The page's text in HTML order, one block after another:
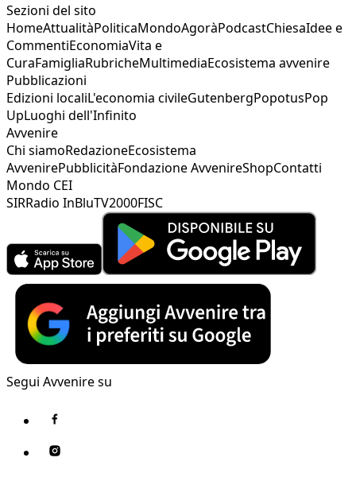
Sezioni del sito
HomeAttualitàPoliticaMondoAgoràPodcastChiesaIdee e
CommentiEconomiaVita e
CuraFamigliaRubricheMultimediaEcosistema avvenire
Pubblicazioni
Edizioni localiL'economia civileGutenbergPopotusPop
UpLuoghi dell'Infinito
Avvenire
Chi siamoRedazioneEcosistema
AvvenirePubblicitàFondazione AvvenireShopContatti
Mondo CEI
SIRRadio InBluTV2000FISC
Segui Avvenire su